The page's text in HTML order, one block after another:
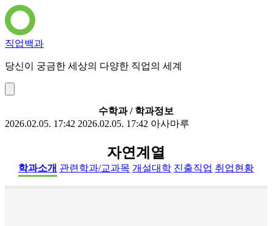
직업백과
당신이 궁금한 세상의 다양한 직업의 세계
수학과 / 학과정보
2026.02.05. 17:42 2026.02.05. 17:42 아사마루
자연계열
학과소개 관련학과/교과목 개설대학 진출직업 취업현황